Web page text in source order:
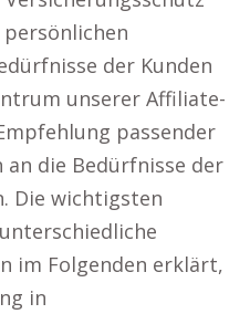
der Kunden
unserer Affiliate-
passender
an die Bedürfnisse der
Die wichtigsten
im Folgenden erklärt,
in